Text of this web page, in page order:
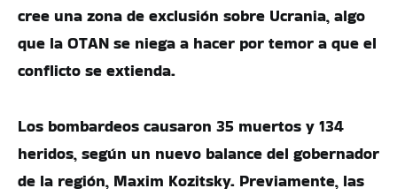
cree una zona de exclusión sobre Ucrania, algo
que la OTAN se niega a hacer por temor a que el
conflicto se extienda.
Los bombardeos causaron 35 muertos y 134
heridos, según un nuevo balance del gobernador
de la región, Maxim Kozitsky. Previamente, las